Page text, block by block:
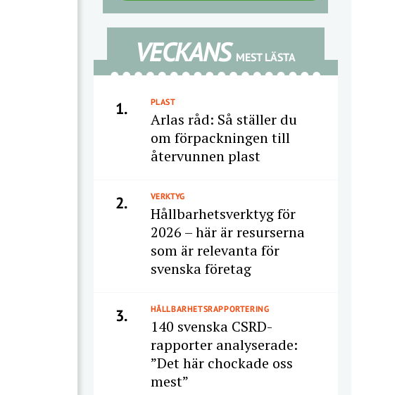
VECKANS MEST LÄSTA
1. PLAST
Arlas råd: Så ställer du
om förpackningen till
återvunnen plast
2. VERKTYG
Hållbarhetsverktyg för
2026 – här är resurserna
som är relevanta för
svenska företag
3. HÅLLBARHETSRAPPORTERING
140 svenska CSRD-
rapporter analyserade:
”Det här chockade oss
mest”